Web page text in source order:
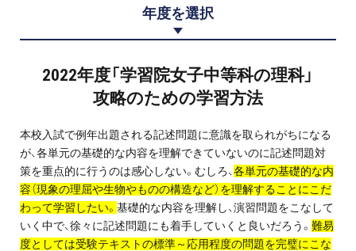
プロ家庭教師の英検®対策
費用について
お申込みの流れ
よくある質問
採用情報
年度を選択
2022年度「学習院女子中等科の理科」
攻略のための学習方法
本校入試で例年出題される記述問題に意識を取られがちになる
が、各単元の基礎的な内容を理解できていないのに記述問題対
策を重点的に行うのは感心しない。むしろ、各単元の基礎的な内
容（現象の理屈や生物やものの構造など）を理解することにこだ
わって学習したい。 基礎的な内容を理解し、演習問題をこなして
いく中で、徐々に記述問題にも着手していくと良いだろう。 難易
度としては受験テキストの標準～応用程度の問題を完璧にこな